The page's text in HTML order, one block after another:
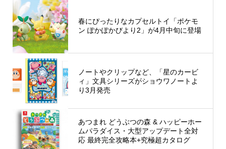
春にぴったりなカプセルトイ「ポケモ
ン ぽかぽかびより2」が4月中旬に登場
ノートやクリップなど、「星のカービ
ィ」文具シリーズがショウワノートよ
り3月発売
あつまれ どうぶつの森 & ハッピーホー
ムパラダイス・大型アップデート全対
応 最終完全攻略本+究極超カタログ